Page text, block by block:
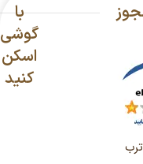
با
گوشی
اسکن
کنید